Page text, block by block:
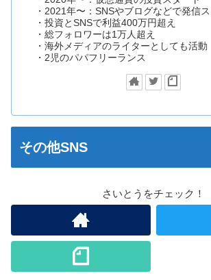
・2021年〜：SNSやブログなどで発信
・投資とSNSで利益400万円超え
・総フォロワーは1万人超え
・海外メディアのライターとしても活動
・2児のパパフリーランス
その他SNS
さいとうをチェック！